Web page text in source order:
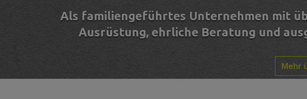
Als familiengeführtes Unternehmen mit
Ausrüstung, ehrliche Beratung und
Mehr